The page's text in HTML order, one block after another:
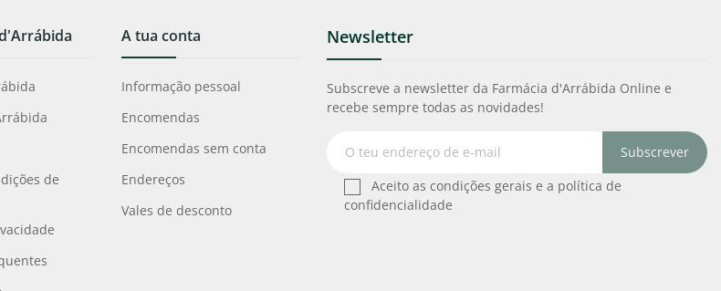
de
A tua conta
Informação pessoal
Encomendas
Encomendas sem conta
Endereços
Vales de desconto
Newsletter
Subscreve a newsletter da Farmácia d'Arrábida Online e
recebe sempre todas as novidades!
Subscrever
Aceito as condições gerais e a política de
confidencialidade